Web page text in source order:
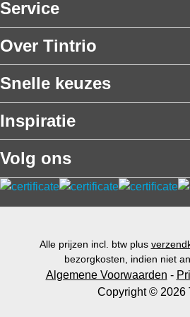
Service
Over Tintrio
Snelle keuzes
Inspiratie
Volg ons
Alle prijzen incl. btw plus
bezorgkosten, indien niet
Algemene Voorwaarden -
Copyright © 2026